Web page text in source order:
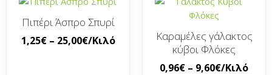
Πιπέρι Άσπρο Σπυρί
1,25€ – 25,00€/Κιλό
Καραμέλες γάλακτος
κύβοι Φλόκες
0,96€ – 9,60€/Κιλό